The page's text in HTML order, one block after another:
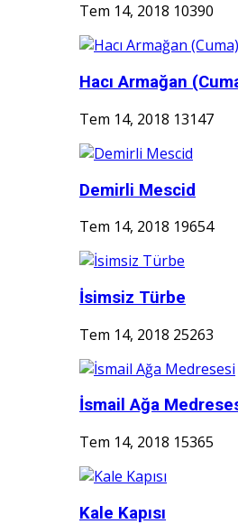
Tem 14, 2018 10390
Hacı Armağan
Tem 14, 2018 13147
Demirli Mescid
Tem 14, 2018 19654
İsimsiz Türbe
Tem 14, 2018 25263
İsmail Ağa
Tem 14, 2018 15365
Kale Kapısı